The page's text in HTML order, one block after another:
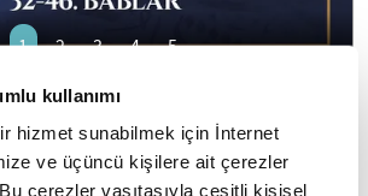
kullanımı
hizmet sunabilmek için İnternet
ve üçüncü kişilere ait çerezler
çerezler vasıtasıyla çeşitli kişisel
ile Sahih-i Buhari Dersleri:
32-46. Bâblar - 43. Bölüm
Eser daha çok "Sahihi Buhari" adıyla
1 2 3 4 5